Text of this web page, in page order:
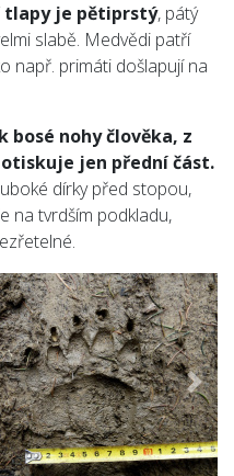
tlapy je pětiprstý, pátý
slabě. Medvědi patří
např. primáti došlapují na
nohy člověka, z
jen přední část.
dírky před stopou,
na tvrdším podkladu,